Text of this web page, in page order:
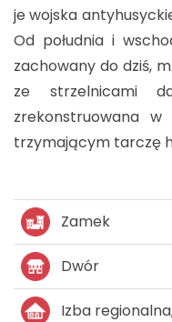
je wojska
Od południa i
zachowany do dziś,
ze strzelnicami
zrekonstruowana
trzymającym tarczę
Zamek
Dwór
Izba